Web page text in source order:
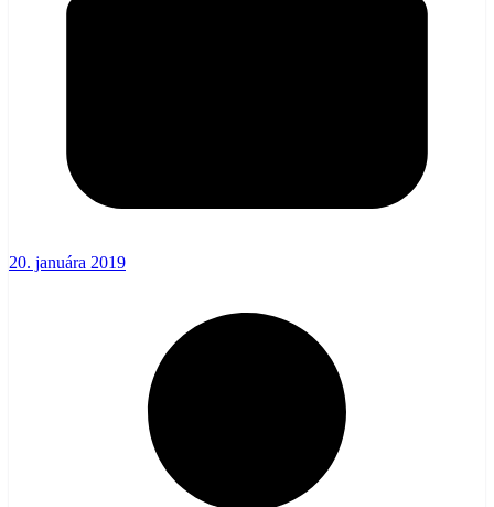
20. januára 2019